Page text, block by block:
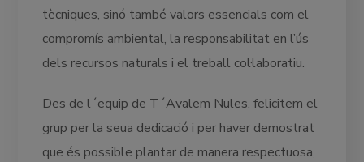
tècniques, sinó també valors essencials com el
compromís ambiental, la responsabilitat en l’ús
dels recursos naturals i el treball col·laboratiu.
Des de l´equip de T´Avalem Nules, felicitem el
grup per la seua dedicació i per haver demostrat
que és possible plantar de manera respectuosa,